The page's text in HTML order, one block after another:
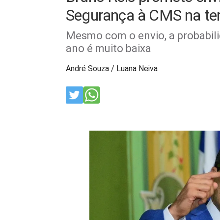
Segurança à CMS na
Mesmo com o envio, a
ano é muito baixa
André Souza / Luana Neiva